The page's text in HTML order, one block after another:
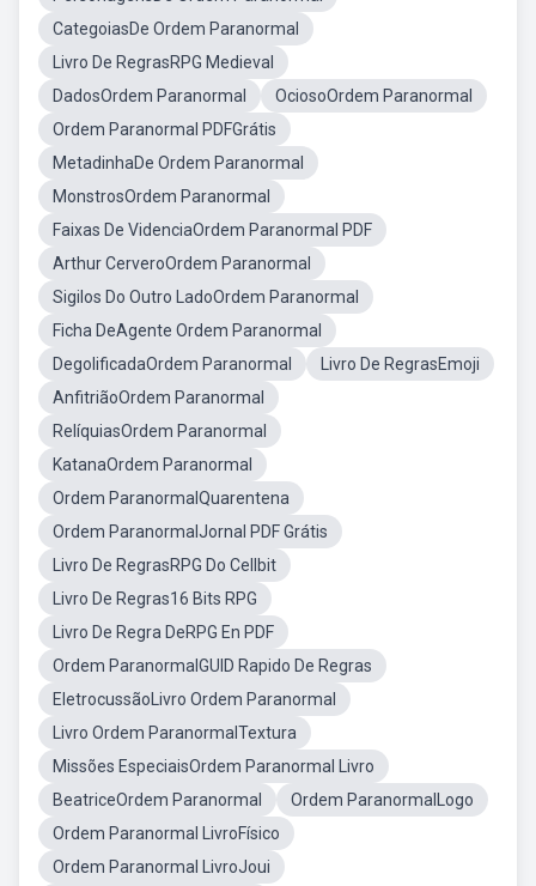
CategoiasDe Ordem Paranormal
Livro De RegrasRPG Medieval
DadosOrdem Paranormal
OciosoOrdem Paranormal
Ordem Paranormal PDFGrátis
MetadinhaDe Ordem Paranormal
MonstrosOrdem Paranormal
Faixas De VidenciaOrdem Paranormal PDF
Arthur CerveroOrdem Paranormal
Sigilos Do Outro LadoOrdem Paranormal
Ficha DeAgente Ordem Paranormal
DegolificadaOrdem Paranormal
Livro De RegrasEmoji
AnfitriãoOrdem Paranormal
RelíquiasOrdem Paranormal
KatanaOrdem Paranormal
Ordem ParanormalQuarentena
Ordem ParanormalJornal PDF Grátis
Livro De RegrasRPG Do Cellbit
Livro De Regras16 Bits RPG
Livro De Regra DeRPG En PDF
Ordem ParanormalGUID Rapido De Regras
EletrocussãoLivro Ordem Paranormal
Livro Ordem ParanormalTextura
Missões EspeciaisOrdem Paranormal Livro
BeatriceOrdem Paranormal
Ordem ParanormalLogo
Ordem Paranormal LivroFísico
Ordem Paranormal LivroJoui